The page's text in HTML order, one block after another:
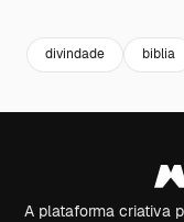
divindade biblia
A plataforma criativa